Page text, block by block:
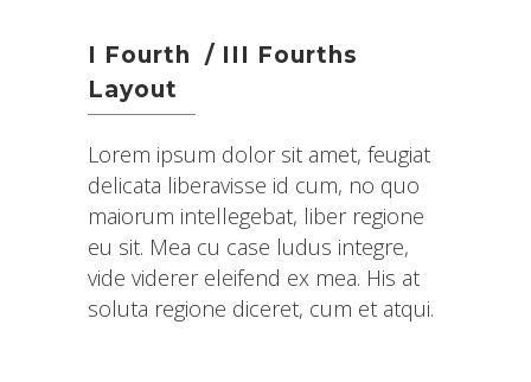
I Fourth / III Fourths
Layout
Lorem ipsum dolor sit amet, feugiat
delicata liberavisse id cum, no quo
maiorum intellegebat, liber regione
eu sit. Mea cu case ludus integre,
vide viderer eleifend ex mea. His at
soluta regione diceret, cum et atqui.